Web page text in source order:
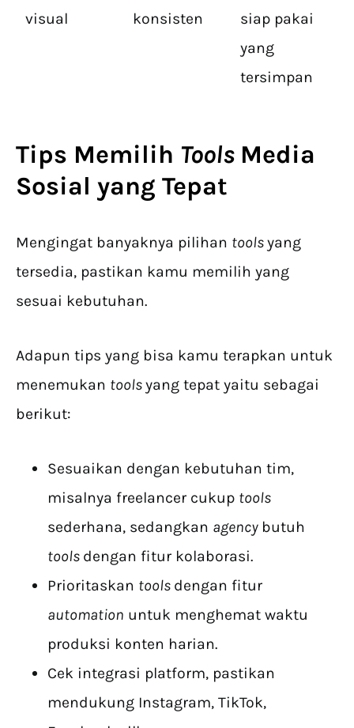
visual
konsisten
siap pakai
yang
tersimpan
Tips Memilih Tools Media
Sosial yang Tepat
Mengingat banyaknya pilihan toolsyang
tersedia, pastikan kamu memilih yang
sesuai kebutuhan.
Adapun tips yang bisa kamu terapkan untuk
menemukan toolsyang tepat yaitu sebagai
berikut:
Sesuaikan dengan kebutuhan tim,
misalnya freelancer cukup tools
sederhana, sedangkan agency butuh
tools dengan fitur kolaborasi.
Prioritaskan tools dengan fitur
automation untuk menghemat waktu
produksi konten harian.
Cek integrasi platform, pastikan
mendukung Instagram, TikTok,